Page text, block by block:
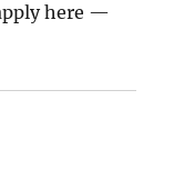
here —